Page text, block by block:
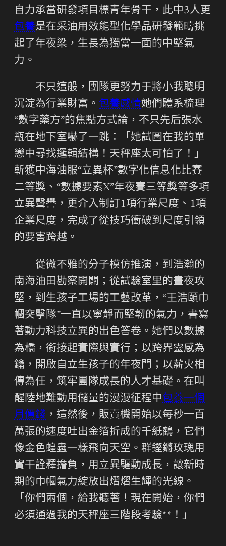
自力承當研發項目標青年骨干，此中3人更
包養是在采油用效能型化學品研發範疇挑
起了年夜梁，生長為獨當一面的中堅氣
力。
不只這般，團隊更努力于將小我聰明
沉淀為行業財富。 包養感情她們體系梳理
“數字藥方”的焦點方式論，不只先后張水
瓶在地下室嚇了一跳：「她試圖在我的單
戀中尋找邏輯結構！天秤座太可怕了！」
斬獲中海油服“立異杯”數字化信息化比賽
二等獎、“數據要素X”年夜賽三等獎等多項
立異聲譽，更介入制訂1項行業尺度、1項
企業尺度，完成了從技巧衝破到尺度引領
的要害跨越。
從微不雅的分子模仿推演，到浩瀚的
南海油田勘察開闢；從試驗室里的晝夜攻
堅，到生孩子工場的工藝改革，“王浩頤巾
幗突擊隊”一直以寧靜而堅韌的氣力，書寫
著動力科技立異的出色答卷。她們以數據
為橋，銜接起實際與實行；以跨界靈感為
鑰，開啟自立生孩子的年夜門；以薪火相
傳為任，筑牢團隊成長的人才基礎。在叫
醒陸地難動用儲量的漫漫征程中包養一個
月價錢 ，這然後，販賣機開始以每秒一百
萬張的速度吐出金箔折成的千紙鶴，它們
像金色蝗蟲一樣飛向天空。群鏗鏘玫瑰用
實干詮釋擔負，用立異驅動成長，讓新時
期的巾幗氣力綻放出熠熠生輝的光線。
「你們兩個，給我聽著！現在開始，你們
必須通過我的天秤座三階段考驗**！」